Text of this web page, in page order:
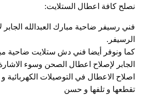
نصلح كافة اعطال الستلايت:
فني رسيفر ضاحية مبارك العبدالله
الرسيفر.
كما ونوفر أيضا فني دش ستلايت ضاحية
الجابر لإصلاح اعطال الصحن وسوء
اصلاح الاعطال في التوصيلات الكهربائية
تقطعها و تلفها و حسن